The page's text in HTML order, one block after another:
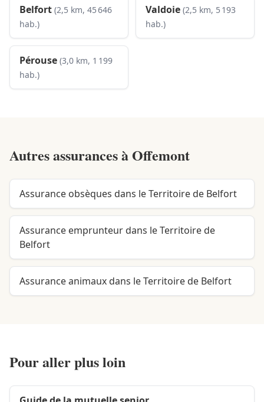
Belfort (2,5 km, 45 646
hab.)
Valdoie (2,5 km, 5 193
hab.)
Pérouse (3,0 km, 1 199
hab.)
Autres assurances àOffemont
Assurance obsèques dans le Territoire de Belfort
Assurance emprunteur dans le Territoire de
Belfort
Assurance animaux dans le Territoire de Belfort
Pour aller plus loin